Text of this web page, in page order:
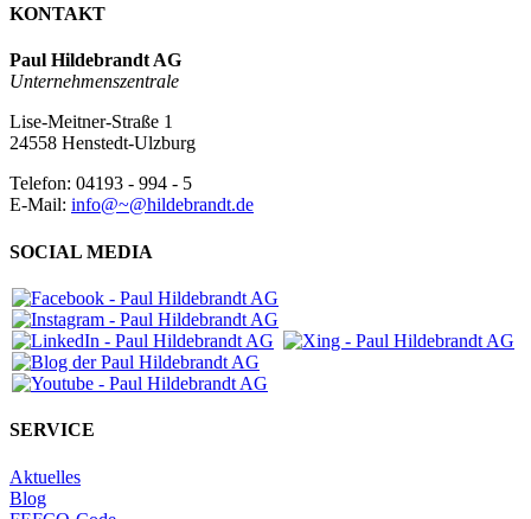
KONTAKT
Paul Hildebrandt AG
Unternehmenszentrale
Lise-Meitner-Straße 1
24558 Henstedt-Ulzburg
Telefon: 04193 - 994 - 5
E-Mail: info@~@hildebrandt.de
SOCIAL MEDIA
SERVICE
Aktuelles
Blog